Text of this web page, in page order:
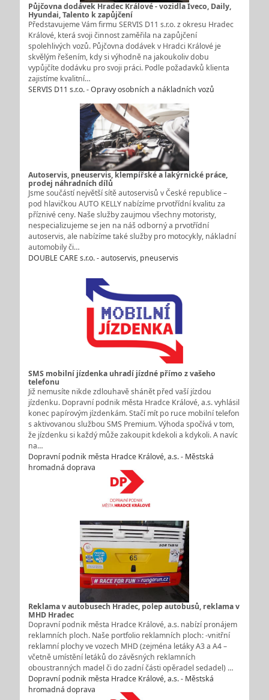
Půjčovna dodávek Hradec Králové - vozidla Iveco, Daily,
Hyundai, Talento k zapůjčení
Představujeme Vám firmu SERVIS D11 s.r.o. z okresu Hradec
Králové, která svoji činnost zaměřila na zapůjčení
spolehlivých vozů. Půjčovna dodávek v Hradci Králové je
skvělým řešením, kdy si výhodně na jakoukoliv dobu
vypůjčíte dodávku pro svoji práci. Podle požadavků klienta
zajistíme kvalitní…
SERVIS D11 s.r.o. - Opravy osobních a nákladních vozů
Autoservis, pneuservis, klempířské a lakýrnické práce,
prodej náhradních dílů
Jsme součástí největší sítě autoservisů v České republice –
pod hlavičkou AUTO KELLY nabízíme prvotřídní kvalitu za
příznivé ceny. Naše služby zaujmou všechny motoristy,
nespecializujeme se jen na náš odborný a prvotřídní
autoservis, ale nabízíme také služby pro motocykly, nákladní
automobily či…
DOUBLE CARE s.r.o. - autoservis, pneuservis
SMS mobilní jízdenka uhradí jízdné přímo z vašeho
telefonu
Již nemusíte nikde zdlouhavě shánět před vaší jízdou
jízdenku. Dopravní podnik města Hradce Králové, a.s. vyhlásil
konec papírovým jízdenkám. Stačí mít po ruce mobilní telefon
s aktivovanou službou SMS Premium. Výhoda spočívá v tom,
že jízdenku si každý může zakoupit kdekoli a kdykoli. A navíc
na…
Dopravní podnik města Hradce Králové, a.s. - Městská
hromadná doprava
Reklama v autobusech Hradec, polep autobusů, reklama v
MHD Hradec
Dopravní podnik města Hradce Králové, a.s. nabízí pronájem
reklamních ploch. Naše portfolio reklamních ploch: -vnitřní
reklamní plochy ve vozech MHD (zejména letáky A3 a A4 –
včetně umístění letáků do závěsných reklamních
oboustranných madel či do zadní části opěradel sedadel) …
Dopravní podnik města Hradce Králové, a.s. - Městská
hromadná doprava